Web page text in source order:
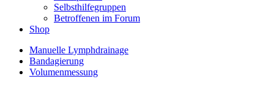
Selbsthilfegruppen
Betroffenen im Forum
Shop
Manuelle Lymphdrainage
Bandagierung
Volumenmessung